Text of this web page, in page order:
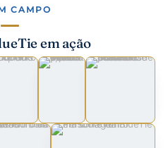
CAMPO
em ação